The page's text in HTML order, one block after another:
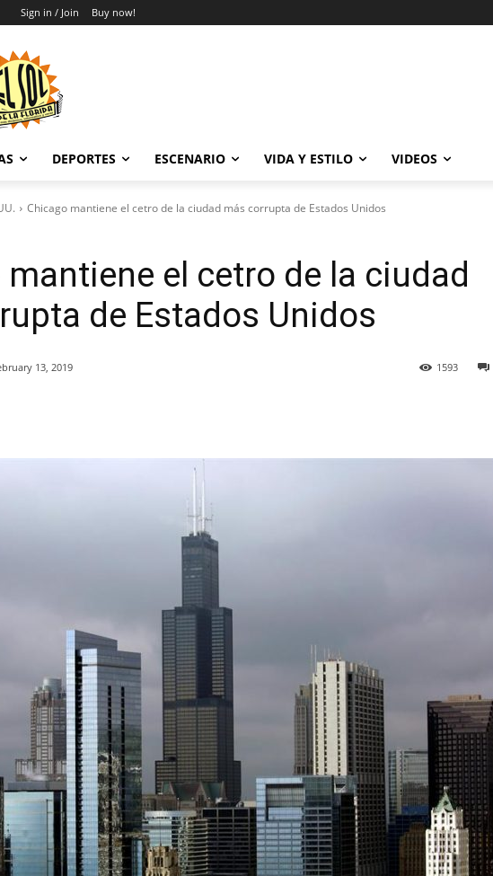
Sign in / Join Buy now!
DEPORTES ESCENARIO VIDA Y ESTILO VIDEOS
Chicago mantiene el cetro de la ciudad más corrupta de Estados Unidos
el cetro de la ciudad
de Estados Unidos
13, 2019 1593